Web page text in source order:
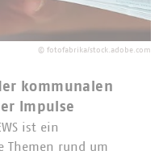
© fotofabrika/stock.adobe.com
kommunalen
Impulse
ist ein
Themen rund um